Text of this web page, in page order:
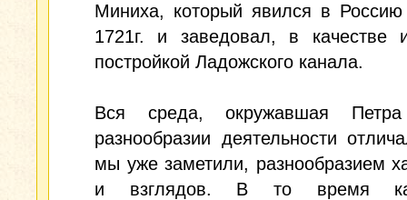
Миниха, который явился в Россию
1721г. и заведовал, в качестве
постройкой Ладожского канала.
Вся среда, окружавшая
разнообразии деятельности
мы уже заметили, разнообразием
и взглядов. В то время